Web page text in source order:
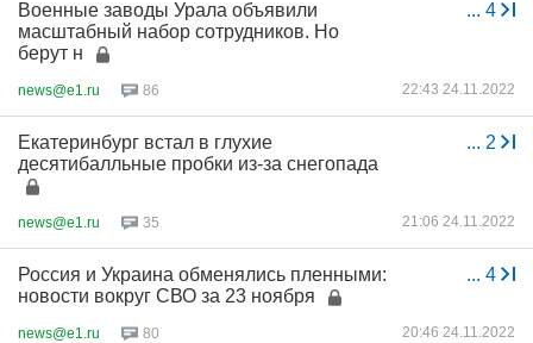
... 4
Военные заводы Урала объявили
масштабный набор сотрудников. Но
берут н
news@e1.ru 86 22:43 24.11.2022
... 2
Екатеринбург встал в глухие
десятибалльные пробки из-за снегопада
news@e1.ru 35 21:06 24.11.2022
... 4
Россия и Украина обменялись пленными:
новости вокруг СВО за 23 ноября
news@e1.ru 80 20:46 24.11.2022